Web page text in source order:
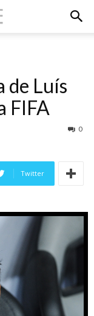
de Luís
FIFA
0
Twitter